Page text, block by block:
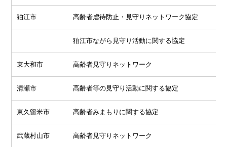
狛江市 高齢者虐待防止・見守りネットワーク協定
狛江市ながら見守り活動に関する協定
東大和市 高齢者見守りネットワーク
清瀬市 高齢者等の見守り活動に関する協定
東久留米市 高齢者みまもりに関する協定
武蔵村山市 高齢者見守りネットワーク